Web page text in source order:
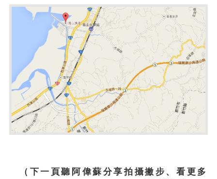
（下一頁聽阿偉蘇分享拍攝撇步、看更多